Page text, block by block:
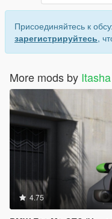
Присоединяйтесь к
зарегистрируйтесь,
More mods by
4.75